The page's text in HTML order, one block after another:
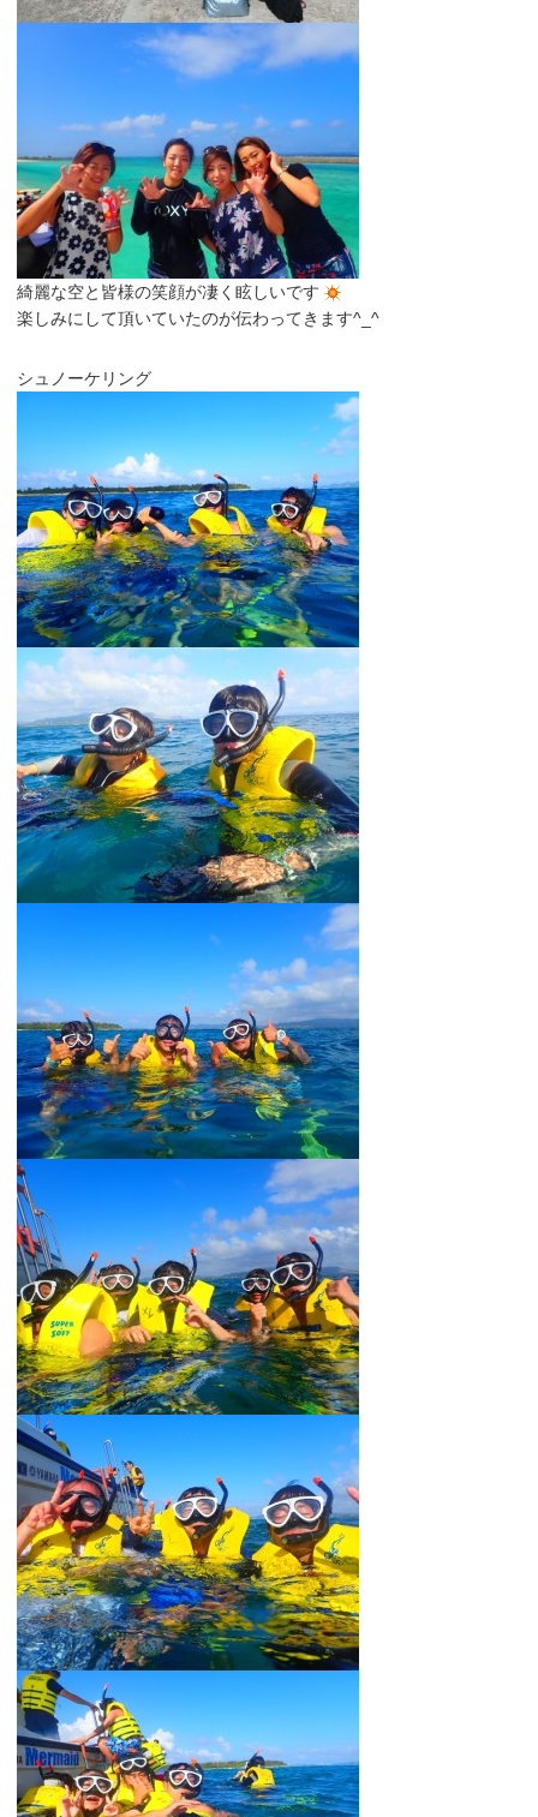
綺麗な空と皆様の笑顔が凄く眩しいです
楽しみにして頂いていたのが伝わってきます^_^
シュノーケリング